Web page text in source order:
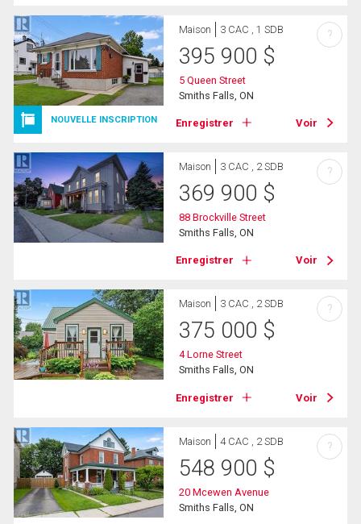
NOUVELLE INSCRIPTION
Maison 3 CAC , 1 SDB
395 900 $
5 Queen Street
Smiths Falls, ON
Enregistrer Voir
?
Maison 3 CAC , 2 SDB
369 900 $
88 Brockville Street
Smiths Falls, ON
Enregistrer Voir
?
Maison 3 CAC , 2 SDB
375 000 $
4 Lorne Street
Smiths Falls, ON
Enregistrer Voir
?
Maison 4 CAC , 2 SDB
548 900 $
20 Mcewen Avenue
Smiths Falls, ON
?